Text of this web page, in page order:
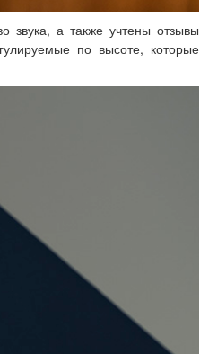
звука, а также учтены отзывы
по высоте, которые